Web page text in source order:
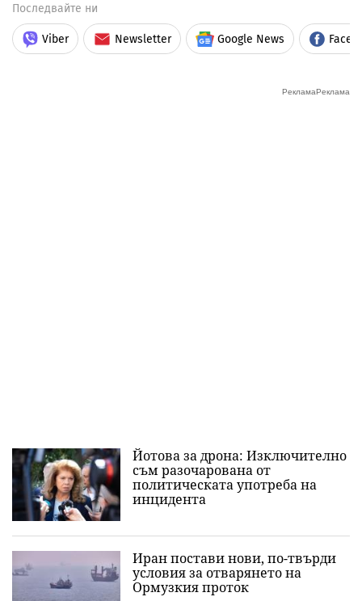
Последвайте ни
Viber Newsletter Google News
Йотова за дрона: Изключително
съм разочарована от
политическата употреба на
инцидента
Иран постави нови, по-твърди
условия за отварянето на
Ормузкия проток